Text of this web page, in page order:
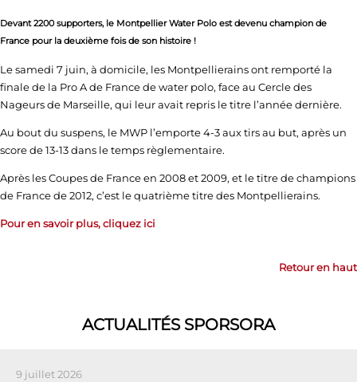
Devant 2200 supporters, le Montpellier Water Polo est devenu champion de
France pour la deuxième fois de son histoire !
Le samedi 7 juin, à domicile, les Montpellierains ont remporté la
finale de la Pro A de France de water polo, face au Cercle des
Nageurs de Marseille, qui leur avait repris le titre l’année dernière.
Au bout du suspens, le MWP l’emporte 4-3 aux tirs au but, après un
score de 13-13 dans le temps règlementaire.
Après les Coupes de France en 2008 et 2009, et le titre de champions
de France de 2012, c’est le quatrième titre des Montpellierains.
Pour en savoir plus, cliquez ici
Retour en haut
ACTUALITÉS SPORSORA
9 juillet 2026